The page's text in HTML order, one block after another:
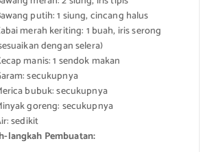
putih: 1 siung, cincang halus
merah keriting: 1 buah, iris serong
dengan selera)
manis: 1 sendok makan
secukupnya
bubuk: secukupnya
goreng: secukupnya
sedikit
langkah Pembuatan: